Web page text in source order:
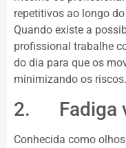
repetitivos ao longo
Quando existe a
profissional trabalhe
do dia para que os
minimizando os riscos.
2. Fadiga
Conhecida como